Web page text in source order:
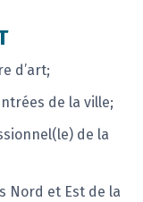
d’art;
de la ville;
de la
Nord et Est de la